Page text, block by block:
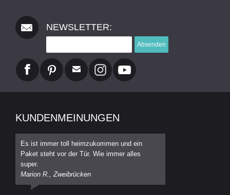
NEWSLETTER:
Absenden
KUNDENMEINUNGEN
Es ist immer toll heimzukommen und ein
Paket steht vor der Tür. Wie immer alles
super.
Marion R., Zweibrücken